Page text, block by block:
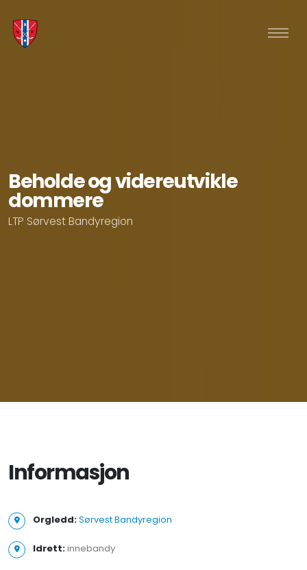
Beholde og videreutvikle
dommere
LTP Sørvest Bandyregion
Informasjon
Orgledd:Sørvest Bandyregion
Idrett:innebandy